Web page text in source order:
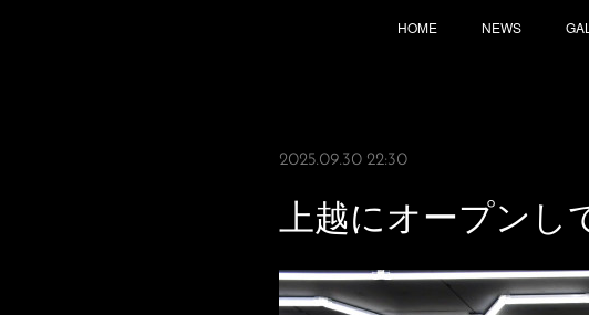
HOME NEWS
2025.09.30 22:30
上越にオープンし